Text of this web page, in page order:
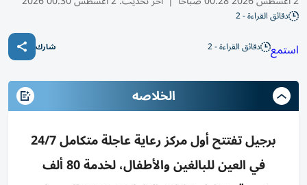
دقائق القراءة - 2
استمع دقائق القراءة - 2 شارك
الخلاصه
برجيل تفتتح أول مركز رعاية عاجلة متكامل 24/7
في العين للبالغين والأطفال، لخدمة 80 ألف